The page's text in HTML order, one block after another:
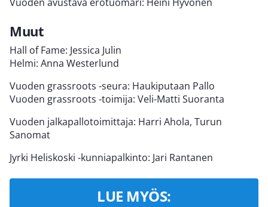
Muut
Hall of Fame: Jessica Julin
Helmi: Anna Westerlund
Vuoden grassroots -seura: Haukiputaan Pallo
Vuoden grassroots -toimija: Veli-Matti Suoranta
Vuoden jalkapallotoimittaja: Harri Ahola, Turun
Sanomat
Jyrki Heliskoski -kunniapalkinto: Jari Rantanen
LUE MYÖS: